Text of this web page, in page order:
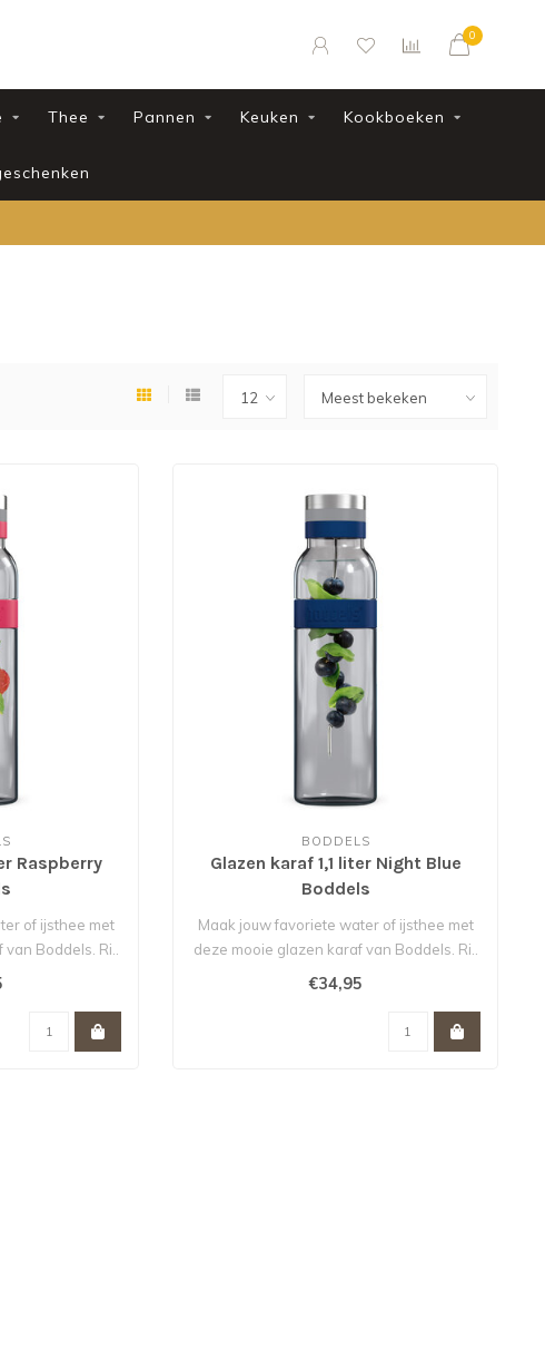
0
Thee Pannen Keuken Kookboeken
Raspberry
of ijsthee met
Boddels. Ri..
BODDELS
Glazen karaf 1,1 liter Night Blue
Boddels
Maak jouw favoriete water of ijsthee met
deze mooie glazen karaf van Boddels. Ri..
€34,95